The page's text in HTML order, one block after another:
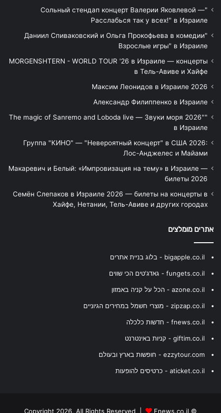
"Сольный стендап концерт Валерии Яковлевой —
Расслабься так у всех!" в Израиле
"Даниил Спиваковский и Ольга Прокофьева в комедии
Взрослые игры" в Израиле
MORGENSHTERN - WORLD TOUR '26 в Израиле — концерты
в Тель-Авиве и Хайфе
Максим Леонидов в Израиле 2026
Александр Филиппенко в Израиле
"The magic of Sanremo and Loboda live — Звуки моря 2026"
в Израиле
Группа "КИНО" — "Невероятный концерт" в США 2026:
Лос-Анджелес и Майами
Макаревич и Белый: «Импровизация на тему» в Израиле —
билеты 2026
Семён Слепаков в Израиле 2026 — билеты на концерты в
Хайфе, Нетании, Тель-Авиве и других городах
אתרים מומלצים
bigapple.co.il - בלוג בניית אתרים
fungets.co.il - גאדג'טים הכי שווים
azone.co.il - הכל על קניה באמזון
zipzap.co.il - מוצרי חשמל במחירים הגיוניים
fnews.co.il - חדשות כלכלה
giftim.co.il - קניות באינטרנט
ezzytour.com - חופשות בארץ ובעולם
aticket.co.il - כרטיסים להופעות
© Copyright 2026, All Rights Reserved |
Fnews.co.il